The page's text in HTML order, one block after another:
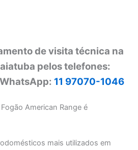
de visita técnica na
pelos telefones:
11 97070-1046
American Range é
mais utilizados em